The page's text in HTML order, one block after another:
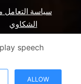
سياسة التعامل
الشكاوي
ميثاق المتعاملين
speech
ALLOW